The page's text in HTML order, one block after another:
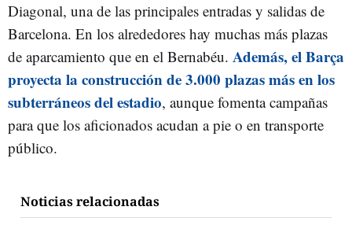
Diagonal, una de las principales entradas y salidas de
Barcelona. En los alrededores hay muchas más plazas
de aparcamiento que en el Bernabéu. Además, el Barça
proyecta la construcción de 3.000 plazas más en los
subterráneos del estadio, aunque fomenta campañas
para que los aficionados acudan a pie o en transporte
público.
Noticias relacionadas